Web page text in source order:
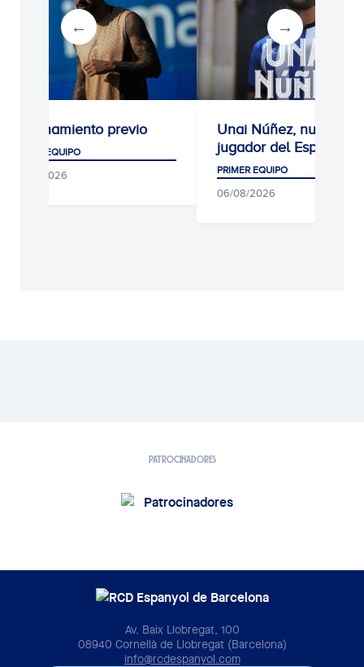
Entrenamiento previo
PRIMER EQUIPO
07/08/2026
Unai Núñez, nuevo
jugador del Espanyol
PRIMER EQUIPO
06/08/2026
PATROCINADORES
Av. Baix Llobregat, 100
08940 Cornellà de Llobregat (Barcelona)
info@rcdespanyol.com